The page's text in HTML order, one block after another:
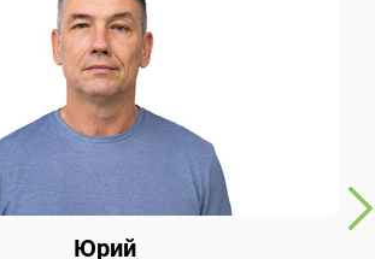
Юрий